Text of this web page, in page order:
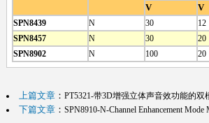
V
V
SPN8439
N 30 12
SPN8457
N 30 20
SPN8902
N 100 20
上篇文章： PT5321-带3D增强立体声音效功能的双
下篇文章： SPN8910-N-Channel Enhancement Mode